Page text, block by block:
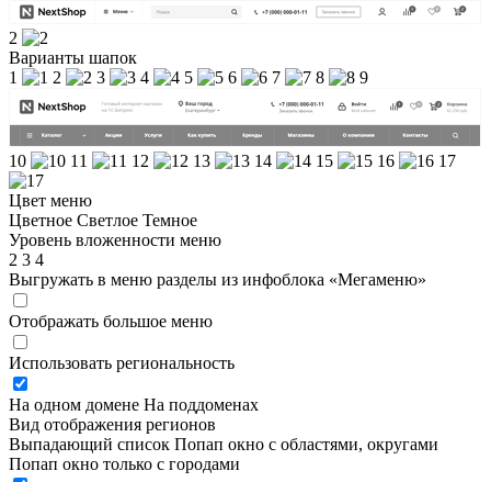
2
Варианты шапок
1
2 3 4 5 6 7 8 9
10 11 12 13 14 15 16 17
Цвет меню
Цветное Светлое Темное
Уровень вложенности меню
2 3 4
Выгружать в меню разделы из инфоблока «Мегаменю»
Отображать большое меню
Использовать региональность
На одном домене На поддоменах
Вид отображения регионов
Выпадающий список Попап окно c областями, округами
Попап окно только с городами